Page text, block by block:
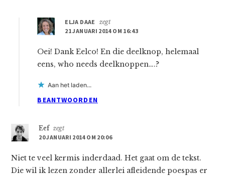
ELJA DAAE
zegt
21 JANUARI 2014 OM 16:43
Oei! Dank Eelco! En die deelknop, helemaal
eens, who needs deelknoppen….?
Aan het laden...
BEANTWOORDEN
Eef zegt
20 JANUARI 2014 OM 20:06
Niet te veel kermis inderdaad. Het gaat om de tekst.
Die wil ik lezen zonder allerlei afleidende poespas er